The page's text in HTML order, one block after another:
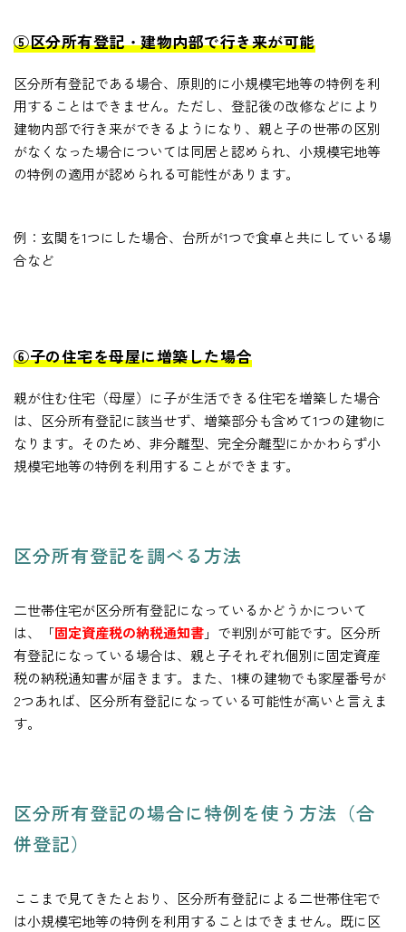
⑤区分所有登記・建物内部で行き来が可能
区分所有登記である場合、原則的に小規模宅地等の特例を利
用することはできません。ただし、登記後の改修などにより
建物内部で行き来ができるようになり、親と子の世帯の区別
がなくなった場合については同居と認められ、小規模宅地等
の特例の適用が認められる可能性があります。
例：玄関を1つにした場合、台所が1つで食卓と共にしている場
合など
⑥子の住宅を母屋に増築した場合
親が住む住宅（母屋）に子が生活できる住宅を増築した場合
は、区分所有登記に該当せず、増築部分も含めて1つの建物に
なります。そのため、非分離型、完全分離型にかかわらず小
規模宅地等の特例を利用することができます。
区分所有登記を調べる方法
二世帯住宅が区分所有登記になっているかどうかについて
は、「固定資産税の納税通知書」で判別が可能です。区分所
有登記になっている場合は、親と子それぞれ個別に固定資産
税の納税通知書が届きます。また、1棟の建物でも家屋番号が
2つあれば、区分所有登記になっている可能性が高いと言えま
す。
区分所有登記の場合に特例を使う方法（合
併登記）
ここまで見てきたとおり、区分所有登記による二世帯住宅で
は小規模宅地等の特例を利用することはできません。既に区